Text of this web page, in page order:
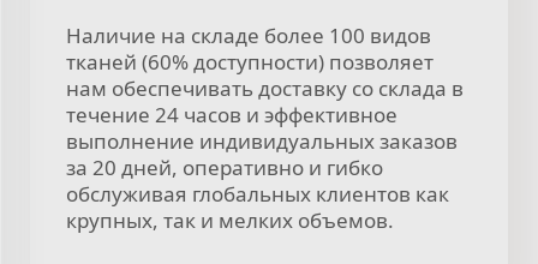
Наличие на складе более 100 видов
тканей (60% доступности) позволяет
нам обеспечивать доставку со склада в
течение 24 часов и эффективное
выполнение индивидуальных заказов
за 20 дней, оперативно и гибко
обслуживая глобальных клиентов как
крупных, так и мелких объемов.